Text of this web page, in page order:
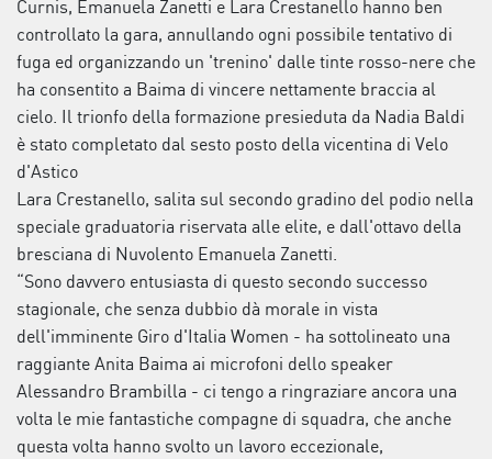
Curnis, Emanuela Zanetti e Lara Crestanello hanno ben
controllato la gara, annullando ogni possibile tentativo di
fuga ed organizzando un 'trenino' dalle tinte rosso-nere che
ha consentito a Baima di vincere nettamente braccia al
cielo. Il trionfo della formazione presieduta da Nadia Baldi
è stato completato dal sesto posto della vicentina di Velo
d'Astico
Lara Crestanello, salita sul secondo gradino del podio nella
speciale graduatoria riservata alle elite, e dall'ottavo della
bresciana di Nuvolento Emanuela Zanetti.
“Sono davvero entusiasta di questo secondo successo
stagionale, che senza dubbio dà morale in vista
dell'imminente Giro d'Italia Women - ha sottolineato una
raggiante Anita Baima ai microfoni dello speaker
Alessandro Brambilla - ci tengo a ringraziare ancora una
volta le mie fantastiche compagne di squadra, che anche
questa volta hanno svolto un lavoro eccezionale,